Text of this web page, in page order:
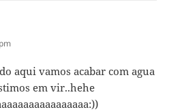
aqui vamos acabar com agua
em vir..hehe